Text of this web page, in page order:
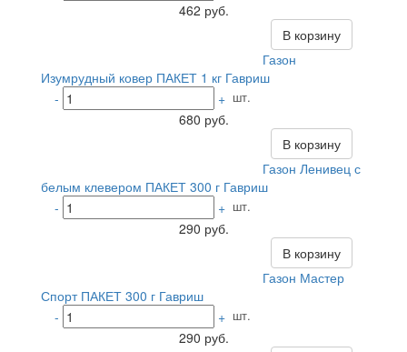
462 руб.
В корзину
Газон
Изумрудный ковер ПАКЕТ 1 кг Гавриш
-
+ шт.
680 руб.
В корзину
Газон Ленивец с
белым клевером ПАКЕТ 300 г Гавриш
-
+ шт.
290 руб.
В корзину
Газон Мастер
Спорт ПАКЕТ 300 г Гавриш
-
+ шт.
290 руб.